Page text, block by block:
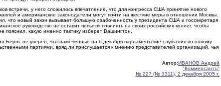
встречи, у него сложилось впечатление, что для конгресса США принятие нового
и американские законодатели могут пойти на жесткие меры в отношении Москвы.
что новый закон вызывает большую озабоченность у президента США и госсекретаря
руководство не оставит попыток повлиять на своих российских коллег, чтобы
пояснил, какую именно тактику изберет Вашингтон.
Бернс не уверен, что намеченные на 6 декабря парламентские слушания по новому
партиями, вряд ли прислушается к мнению представителей организаций, чья
Автор:ИВАНОВ Андрей
"Коммерсантъ"
№ 227 (№ 3311), 2 декабря 2005 г.